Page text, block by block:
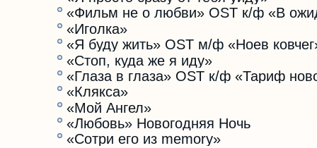
«Фильм не о любви» OST к/ф «В
«Иголка»
«Я буду жить» OST м/ф «Ноев
«Стоп, куда же я иду»
«Глаза в глаза» OST к/ф «Тариф
«Клякса»
«Мой Ангел»
«Любовь» Новогодняя Ночь
«Сотри его из memory»